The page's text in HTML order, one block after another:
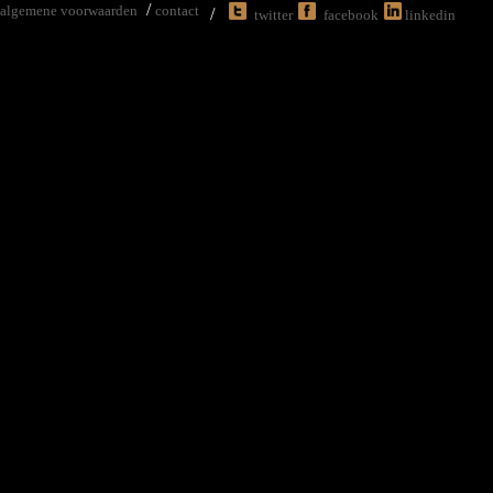
algemene voorwaarden / contact / twitter facebook linkedin